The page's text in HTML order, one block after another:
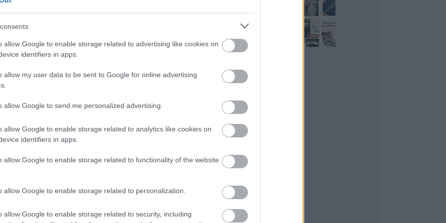
allow Google to enable storage related to advertising like cookies on
identifiers in apps.
allow my user data to be sent to Google for online advertising
allow Google to send me personalized advertising.
allow Google to enable storage related to analytics like cookies on
identifiers in apps.
allow Google to enable storage related to functionality of the website
allow Google to enable storage related to personalization.
allow Google to enable storage related to security, including
CÍMKÉK
advent (144)
art export(82)
diy (383)
fenntarthatóság(71)
festés( 174)
fonal (73)
gyerekjáték( 73)
hobbyművész(81)